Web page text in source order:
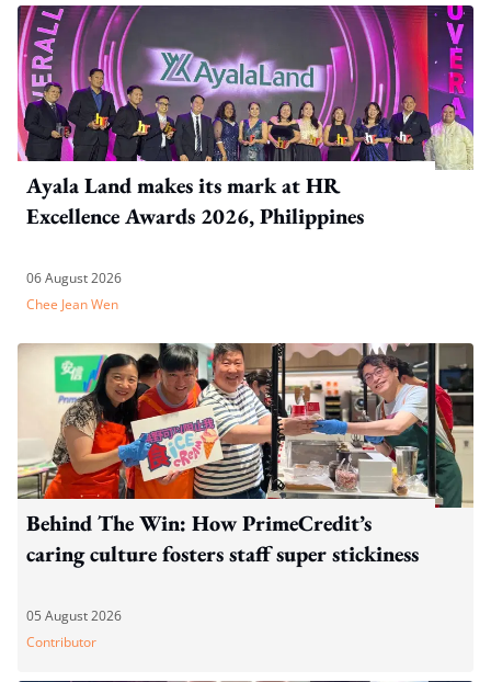
Ayala Land makes its mark at HR
Excellence Awards 2026, Philippines
06 August 2026
Chee Jean Wen
Behind The Win: How PrimeCredit’s
caring culture fosters staff super stickiness
05 August 2026
Contributor